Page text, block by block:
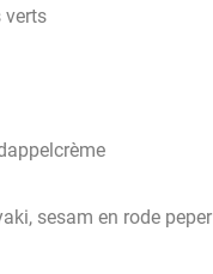
verts
sesam en rode peper